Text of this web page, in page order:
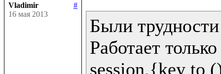
Vladimir
#
16 мая 2013
Были
Работает